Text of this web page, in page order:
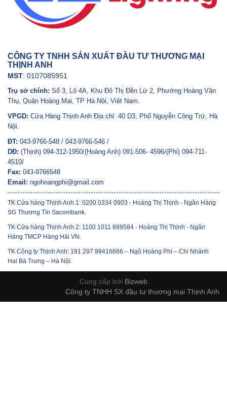
CÔNG TY TNHH SẢN XUẤT ĐẦU TƯ THƯƠNG MẠI
THỊNH ANH
MST: 0107085951
Trụ sở chính: Số 3, Lô 4A, Khu Đô Thị Đền Lừ 2, Phường Hoàng Văn
Thụ, Quận Hoàng Mai, TP Hà Nội, Việt Nam.
VPGD: Cửa Hàng Thịnh Anh Địa chỉ: 40 D3, Phố Nguyễn Công Trứ, Hà
Nội.
ĐT: 043-9766-548 / 043-9766-546 /
DĐ: (Thịnh) 094-312-1950/(Hoàng Anh) 091-506- 4596/(Phi) 094-711-
4510/
Fax: 043-9766548
Email: ngohoangphi@gmail.com
TK Cửa hàng Thịnh Anh 1: 0200 0334 0903 - Hoàng Thị Thịnh - Ngân Hàng
SG Thương Tín Sacombank.
TK Cửa hàng Thịnh Anh 2: 1100 1011 899584 - Hoàng Thị Thịnh - Ngân
Hàng TMCP Hàng Hải VN.
TK Công ty Thịnh Anh: 191 297 99416666 – Ngô Hoàng Phi – Chi Nhánh
Hai Bà Trưng – Hà Nội.
Cung cấp bởi Bizweb
Công ty TNHH SX đầu tư thương mại Thịnh Anh